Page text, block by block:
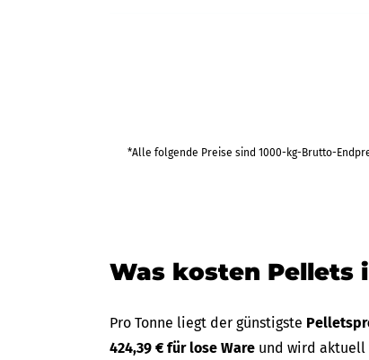
*Alle folgende Preise sind 1000-kg-Brutto-
Was kosten Pellets
Pro Tonne liegt der günstigste
424,39 € für lose Ware und wird aktuell